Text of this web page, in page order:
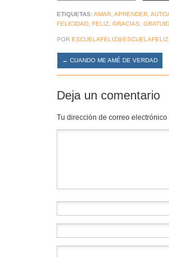
ETIQUETAS:AMAR, APRENDER,
FELICIDAD, FELIZ, GRACIAS,
POR
← CUANDO ME AMÉ DE VERDAD
Deja un comentario
Tu dirección de correo